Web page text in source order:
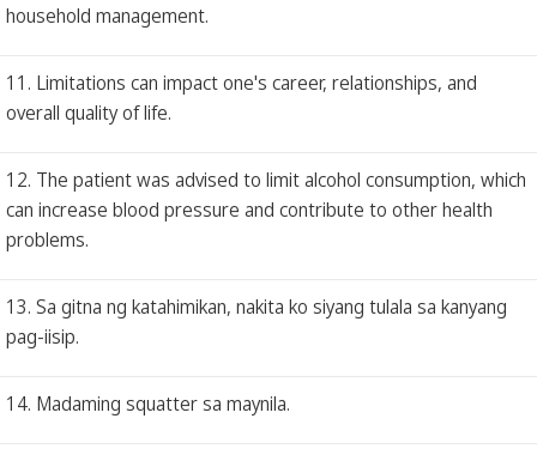
household management.
11. Limitations can impact one's career, relationships, and
overall quality of life.
12. The patient was advised to limit alcohol consumption, which
can increase blood pressure and contribute to other health
problems.
13. Sa gitna ng katahimikan, nakita ko siyang tulala sa kanyang
pag-iisip.
14. Madaming squatter sa maynila.